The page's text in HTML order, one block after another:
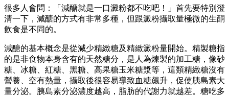
很多人會問：「減醣就是一口澱粉都不吃吧！」首先要特別澄
清一下，減醣的方式有非常多種，但跟澱粉攝取量極微的生酮
飲食是不同的。
減醣的基本概念是從減少精緻糖及精緻澱粉量開始。精製糖指
的是非食物本身含有的天然糖分，是人為煉製的加工糖，像砂
糖、冰糖、紅糖、黑糖、高果糖玉米糖漿等，這類精緻糖沒有
營養、空有熱量，攝取後很容易導致血糖飆升，促使胰島素大
量分泌。胰島素分泌濃度越高，脂肪的代謝力就越差。糖吃多